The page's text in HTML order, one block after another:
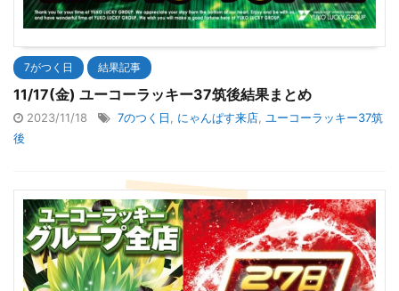
7がつく日 結果記事
11/17(金) ユーコーラッキー37筑後結果まとめ
2023/11/18 7のつく日, にゃんぱす来店, ユーコーラッキー37筑
後